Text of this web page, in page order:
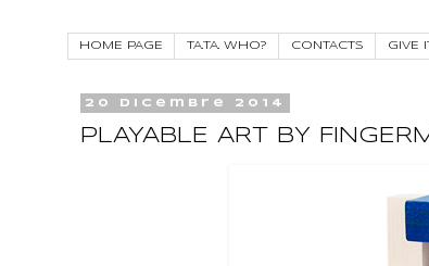
HOME PAGE TA.TA. WHO? CONTACTS GIVE
20 dicembre 2014
PLAYABLE ART BY